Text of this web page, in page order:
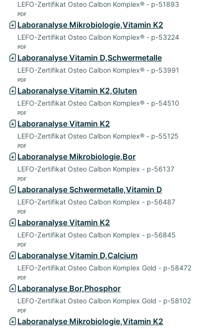
LEFO-Zertifikat Osteo Calbon Komplex® - p-51893
PDF
Laboranalyse Mikrobiologie,Vitamin K2
LEFO-Zertifikat Osteo Calbon Komplex® - p-53224
PDF
Laboranalyse Vitamin D,Schwermetalle
LEFO-Zertifikat Osteo Calbon Komplex® - p-53991
PDF
Laboranalyse Vitamin K2,Gluten
LEFO-Zertifikat Osteo Calbon Komplex® - p-54510
PDF
Laboranalyse Vitamin K2
LEFO-Zertifikat Osteo Calbon Komplex® - p-55125
PDF
Laboranalyse Mikrobiologie,Bor
LEFO-Zertifikat Osteo Calbon Komplex - p-56137
PDF
Laboranalyse Schwermetalle,Vitamin D
LEFO-Zertifikat Osteo Calbon Komplex - p-56487
PDF
Laboranalyse Vitamin K2
LEFO-Zertifikat Osteo Calbon Komplex - p-56845
PDF
Laboranalyse Vitamin D,Calcium
LEFO-Zertifikat Osteo Calbon Komplex Gold - p-58472
PDF
Laboranalyse Bor,Phosphor
LEFO-Zertifikat Osteo Calbon Komplex Gold - p-58102
PDF
Laboranalyse Mikrobiologie,Vitamin K2